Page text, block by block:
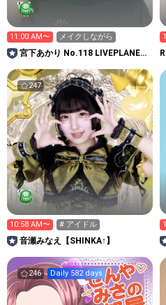
11:00 AM〜 メイクしながら
宮下あかり No.118 LIVEPLANET
247
10:58 AM〜 # アイドル
音瀬みなえ【SHINKA↑】
246 Daily 582 days